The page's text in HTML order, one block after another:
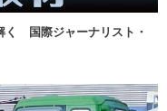
く 国際ジャーナリスト・